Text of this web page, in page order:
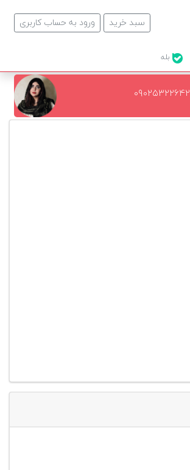
ورود به حساب کاربری سبد خرید
۰۹۰۲۵۳۲۲۶۴۲